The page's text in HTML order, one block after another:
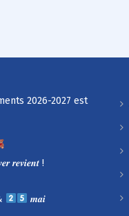
2026-2027 est
𝒓𝒆𝒗𝒊𝒆𝒏𝒕 !
𝒎𝒂𝒊